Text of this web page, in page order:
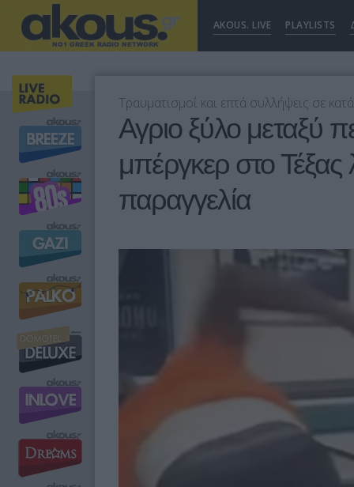
AKOUS. LIVE PLAYLISTS
Tραυματισμοί και επτά συλλήψεις σε
Αγριο ξύλο μεταξύ
μπέργκερ στο
παραγγελία